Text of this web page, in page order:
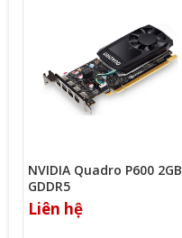
NVIDIA Quadro P600 2GB
GDDR5
Liên hệ